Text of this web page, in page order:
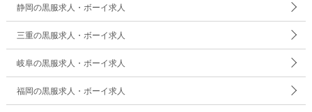
静岡の黒服求人・ボーイ求人
三重の黒服求人・ボーイ求人
岐阜の黒服求人・ボーイ求人
福岡の黒服求人・ボーイ求人